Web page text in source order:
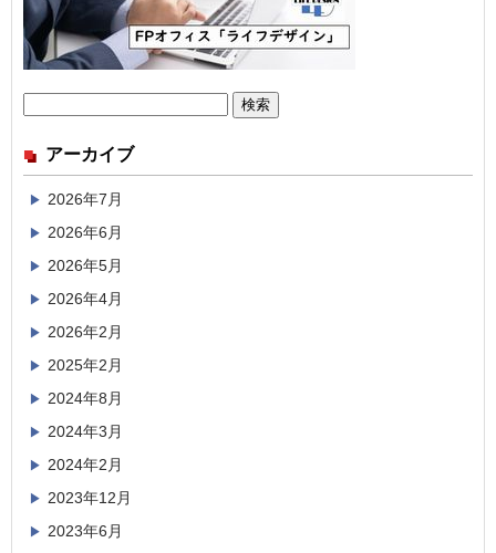
アーカイブ
2026年7月
2026年6月
2026年5月
2026年4月
2026年2月
2025年2月
2024年8月
2024年3月
2024年2月
2023年12月
2023年6月